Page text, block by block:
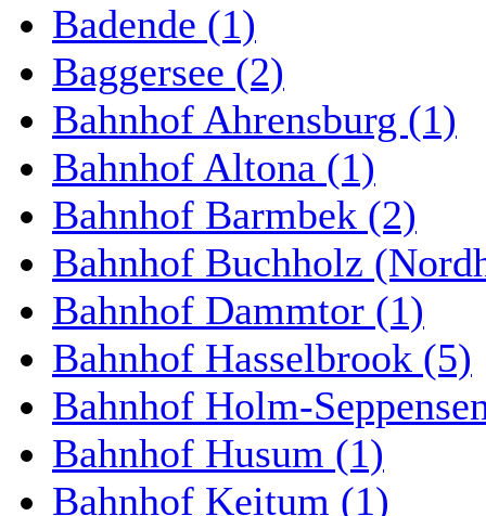
Badende (1)
Baggersee (2)
Bahnhof Ahrensburg (1)
Bahnhof Altona (1)
Bahnhof Barmbek (2)
Bahnhof Buchholz
Bahnhof Dammtor (1)
Bahnhof Hasselbrook (5)
Bahnhof Holm-
Bahnhof Husum (1)
Bahnhof Keitum (1)